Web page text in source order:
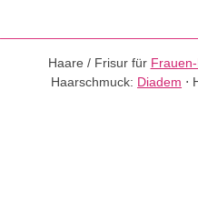
Haare / Frisur für
Haarschmuck: Diadem ⋅